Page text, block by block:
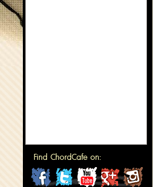
Find ChordCafe on:
ChordCafeChordCafeChordCafeChordCafe